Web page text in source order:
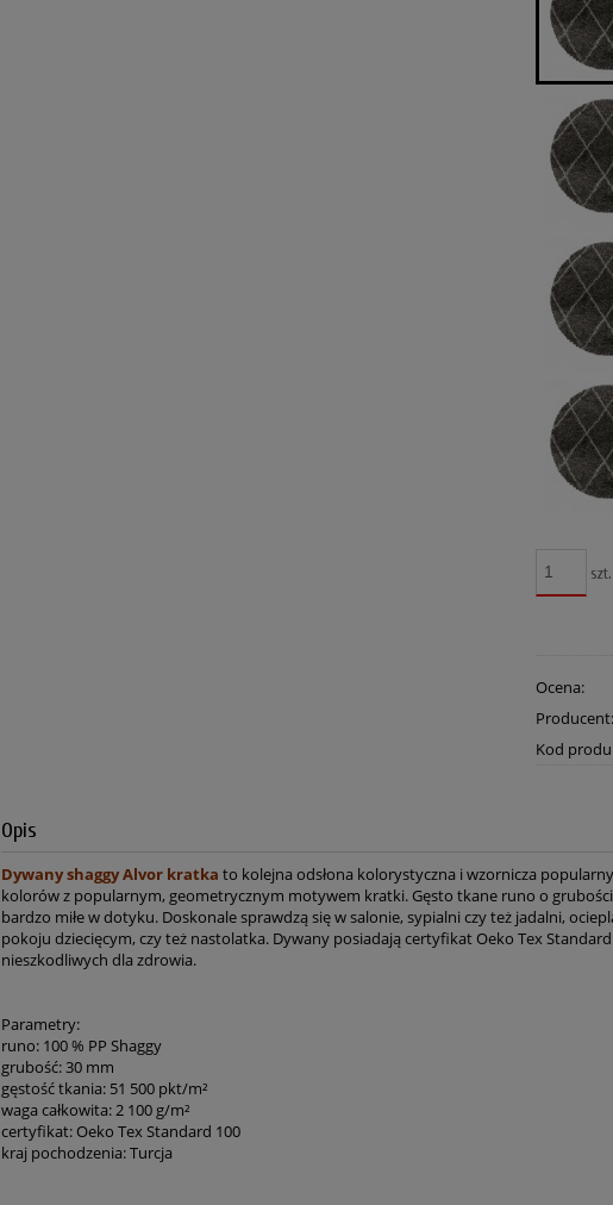
szt.
Ocena:
Kod
Opis
Dywany shaggy Alvor kratka to kolejna odsłona kolorystyczna i wzornicza
kolorów z popularnym, geometrycznym motywem kratki. Gęsto tkane runo o
bardzo miłe w dotyku. Doskonale sprawdzą się w salonie, sypialni czy też jadalni,
pokoju dziecięcym, czy też nastolatka. Dywany posiadają certyfikat Oeko Tex
nieszkodliwych dla zdrowia.
Parametry:
runo: 100 % PP Shaggy
grubość: 30 mm
gęstość tkania: 51 500 pkt/m²
waga całkowita: 2 100 g/m²
certyfikat: Oeko Tex Standard 100
kraj pochodzenia: Turcja